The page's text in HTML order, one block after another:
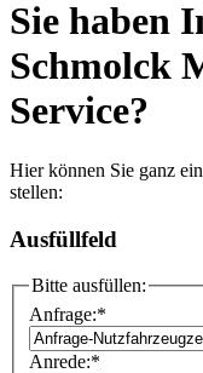
Sie haben
Schmolck
Service?
Hier können Sie ganz
stellen:
Ausfüllfeld
Bitte ausfüllen:
Anfrage:*
Anrede:*